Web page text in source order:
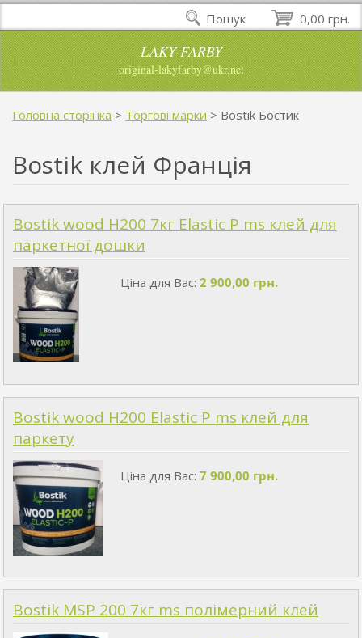
LAKY-FARBY
original-lakyfarby@ukr.net
Головна сторінка > Торгові марки > Bostik Бостик
Bostik клей Франція
Bostik wood H200 7кг Elastic P ms клей для
паркетної дошки
Ціна для Вас: 2 900,00 грн.
Bostik wood H200 Elastic P ms клей для
паркету
Ціна для Вас: 7 900,00 грн.
Bostik MSP 200 7кг ms полімерний клей
0,00 грн.
Пошук